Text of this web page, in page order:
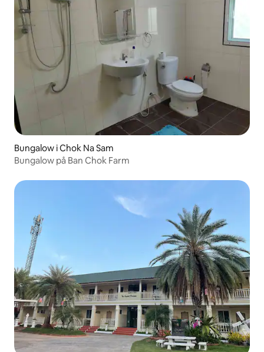
Bungalow i Chok Na Sam
Bungalow på Ban Chok Farm